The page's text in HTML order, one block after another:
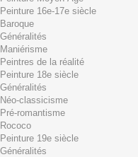
Première
Panier (vide)
Aucun produit
0,01€ dès 29€ d'achat
0,00 € Total
Commander
Peinture 16e-17e siècle
Baroque
Généralités
Maniérisme
Peintres de la réalité
Peinture 18e siècle
Généralités
Néo-classicisme
Pré-romantisme
Rococo
Peinture 19e siècle
Généralités